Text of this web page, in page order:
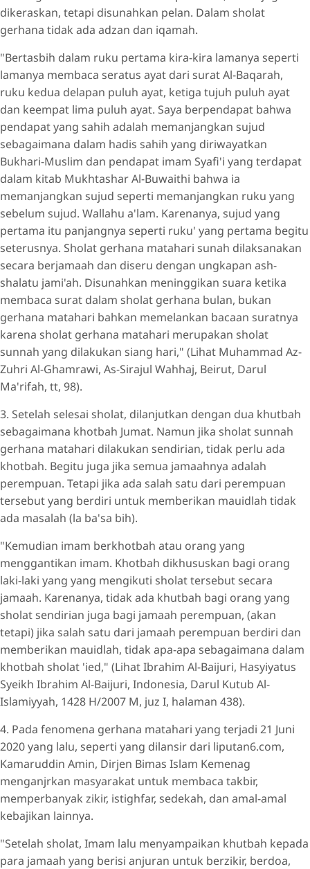
dikeraskan, tetapi disunahkan pelan. Dalam sholat
gerhana tidak ada adzan dan iqamah.
"Bertasbih dalam ruku pertama kira-kira lamanya seperti
lamanya membaca seratus ayat dari surat Al-Baqarah,
ruku kedua delapan puluh ayat, ketiga tujuh puluh ayat
dan keempat lima puluh ayat. Saya berpendapat bahwa
pendapat yang sahih adalah memanjangkan sujud
sebagaimana dalam hadis sahih yang diriwayatkan
Bukhari-Muslim dan pendapat imam Syafi'i yang terdapat
dalam kitab Mukhtashar Al-Buwaithi bahwa ia
memanjangkan sujud seperti memanjangkan ruku yang
sebelum sujud. Wallahu a'lam. Karenanya, sujud yang
pertama itu panjangnya seperti ruku' yang pertama begitu
seterusnya. Sholat gerhana matahari sunah dilaksanakan
secara berjamaah dan diseru dengan ungkapan ash-
shalatu jami'ah. Disunahkan meninggikan suara ketika
membaca surat dalam sholat gerhana bulan, bukan
gerhana matahari bahkan memelankan bacaan suratnya
karena sholat gerhana matahari merupakan sholat
sunnah yang dilakukan siang hari," (Lihat Muhammad Az-
Zuhri Al-Ghamrawi, As-Sirajul Wahhaj, Beirut, Darul
Ma'rifah, tt, 98).
3. Setelah selesai sholat, dilanjutkan dengan dua khutbah
sebagaimana khotbah Jumat. Namun jika sholat sunnah
gerhana matahari dilakukan sendirian, tidak perlu ada
khotbah. Begitu juga jika semua jamaahnya adalah
perempuan. Tetapi jika ada salah satu dari perempuan
tersebut yang berdiri untuk memberikan mauidlah tidak
ada masalah (la ba'sa bih).
"Kemudian imam berkhotbah atau orang yang
menggantikan imam. Khotbah dikhususkan bagi orang
laki-laki yang yang mengikuti sholat tersebut secara
jamaah. Karenanya, tidak ada khutbah bagi orang yang
sholat sendirian juga bagi jamaah perempuan, (akan
tetapi) jika salah satu dari jamaah perempuan berdiri dan
memberikan mauidlah, tidak apa-apa sebagaimana dalam
khotbah sholat 'ied," (Lihat Ibrahim Al-Baijuri, Hasyiyatus
Syeikh Ibrahim Al-Baijuri, Indonesia, Darul Kutub Al-
Islamiyyah, 1428 H/2007 M, juz I, halaman 438).
4. Pada fenomena gerhana matahari yang terjadi 21 Juni
2020 yang lalu, seperti yang dilansir dari liputan6.com,
Kamaruddin Amin, Dirjen Bimas Islam Kemenag
menganjrkan masyarakat untuk membaca takbir,
memperbanyak zikir, istighfar, sedekah, dan amal-amal
kebajikan lainnya.
"Setelah sholat, Imam lalu menyampaikan khutbah kepada
para jamaah yang berisi anjuran untuk berzikir, berdoa,